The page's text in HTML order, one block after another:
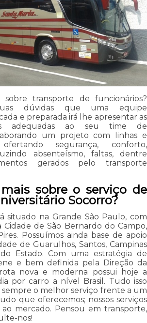
sobre transporte de funcionários?
dúvidas que uma equipe
e preparada irá lhe apresentar as
adequadas ao seu time de
um projeto com linhas e
segurança, conforto,
absenteísmo, faltas, dentre
gerados pelo transporte
sobre o serviço de
Socorro?
situado na Grande São Paulo, com
Cidade de São Bernardo do Campo,
Possuímos ainda base de apoio
de Guarulhos, Santos, Campinas
Estado. Com uma estratégia de
e bem definida pela Direção da
nova e moderna possui hoje a
por carro a nível Brasil. Tudo isso
o melhor serviço frente a um
que oferecemos; nossos serviços
mercado. Pensou em transporte,
nos!